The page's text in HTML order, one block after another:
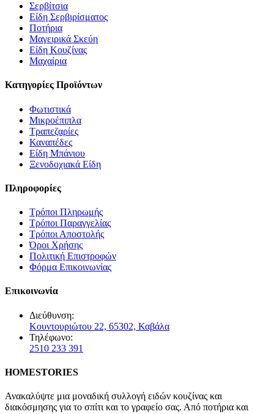
Σερβίτσια
Είδη Σερβιρίσματος
Ποτήρια
Μαγειρικά Σκεύη
Είδη Κουζίνας
Μαχαίρια
Κατηγορίες Προϊόντων
Φωτιστικά
Μικροέπιπλα
Τραπεζαρίες
Καναπέδες
Είδη Μπάνιου
Ξενοδοχιακά Είδη
Πληροφορίες
Τρόποι Πληρωμής
Τρόποι Παραγγελίας
Τρόποι Αποστολής
Όροι Χρήσης
Πολιτική Επιστροφών
Φόρμα Επικοινωνίας
Επικοινωνία
Διεύθυνση:
Κουντουριώτου 22, 65302, Καβάλα
Τηλέφωνο:
2510 233 391
HOMESTORIES
Ανακαλύψτε μια μοναδική συλλογή ειδών κουζίνας και
διακόσμησης για το σπίτι και το γραφείο σας. Από ποτήρια και